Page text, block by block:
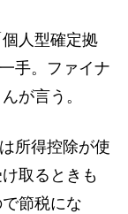
人型確定拠
手。ファイナ
が言う。
所得控除が使
取るときも
節税にな